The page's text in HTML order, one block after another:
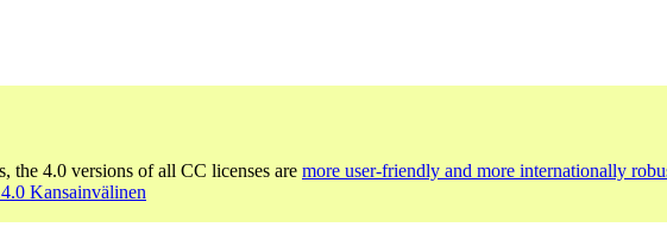
the 4.0 versions of all CC licenses are more user-friendly and more internationally
Kansainvälinen